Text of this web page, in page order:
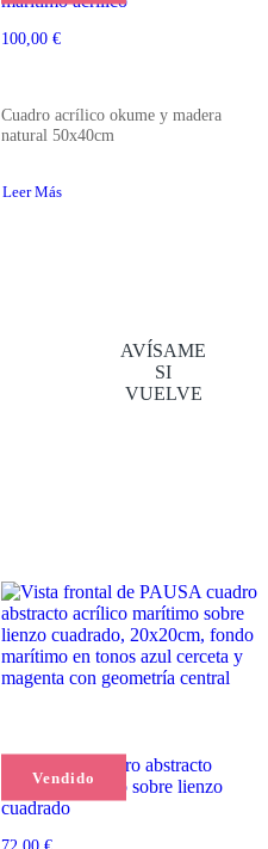
100,00 €
Cuadro acrílico okume y madera
natural 50x40cm
Leer Más
AVÍSAME
SI
VUELVE
Vendido
PAUSA II, cuadro abstracto
acrílico marítimo sobre lienzo
cuadrado